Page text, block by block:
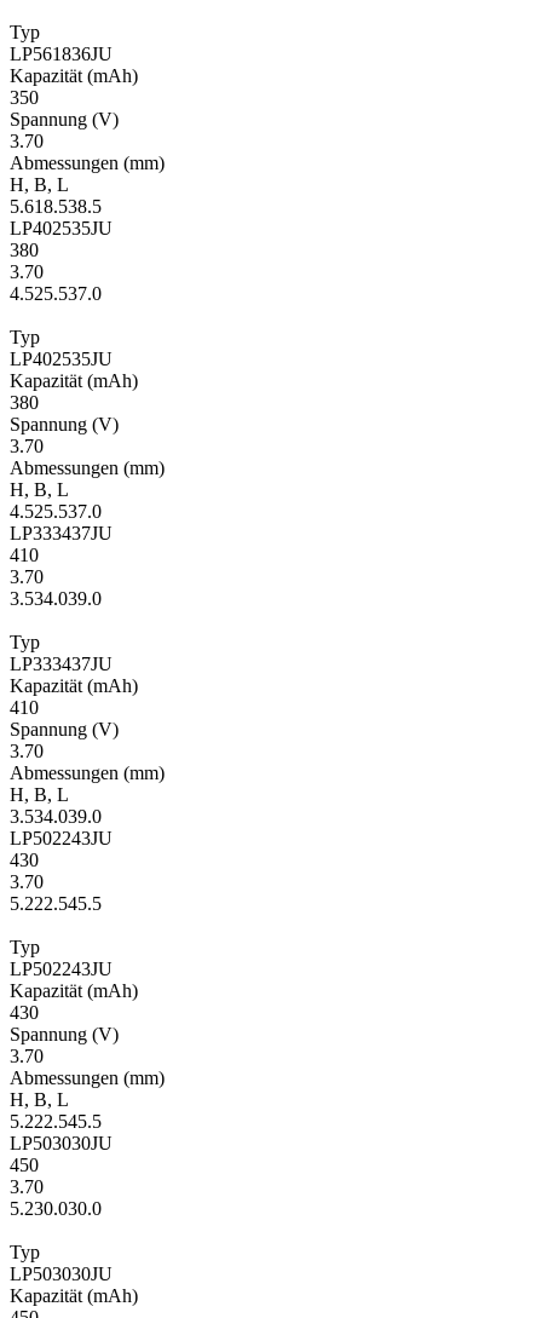
Typ
LP561836JU
Kapa­zität (mAh)
350
Span­nung (V)
3.70
Ab­mes­sungen (mm)
H, B, L
5.618.538.5
LP402535JU
380
3.70
4.525.537.0
Typ
LP402535JU
Kapa­zität (mAh)
380
Span­nung (V)
3.70
Ab­mes­sungen (mm)
H, B, L
4.525.537.0
LP333437JU
410
3.70
3.534.039.0
Typ
LP333437JU
Kapa­zität (mAh)
410
Span­nung (V)
3.70
Ab­mes­sungen (mm)
H, B, L
3.534.039.0
LP502243JU
430
3.70
5.222.545.5
Typ
LP502243JU
Kapa­zität (mAh)
430
Span­nung (V)
3.70
Ab­mes­sungen (mm)
H, B, L
5.222.545.5
LP503030JU
450
3.70
5.230.030.0
Typ
LP503030JU
Kapa­zität (mAh)